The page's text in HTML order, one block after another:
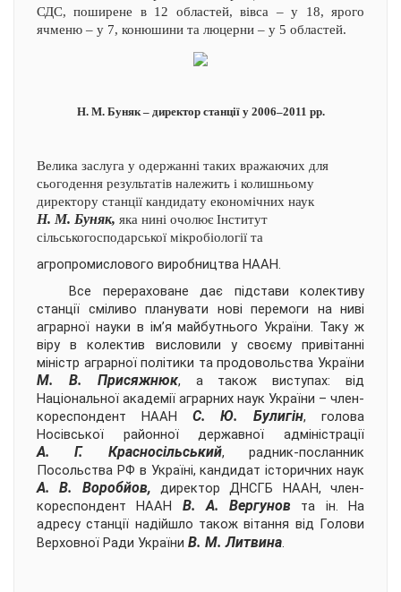
СДС, поширене в 12 областей, вівса – у 18, ярого
ячменю – у 7, конюшини та люцерни – у 5 областей.
Н. М. Буняк – директор станції у 2006–2011 рр.
Велика заслуга у одержанні таких вражаючих для
сьогодення результатів належить і колишньому
директору станції кандидату економічних наук
Н. М. Буняк, яка нині очолює Інститут
сільськогосподарської мікробіології та
агропромислового виробництва НААН.
Все перераховане дає підстави колективу
станції сміливо планувати нові перемоги на ниві
аграрної науки в ім’я майбутнього України. Таку ж
віру в колектив висловили у своєму привітанні
міністр аграрної політики та продовольства України
М. В. Присяжнюк, а також виступах: від
Національної академії аграрних наук України – член-
кореспондент НААН С. Ю. Булигін, голова
Носівської районної державної адміністрації
А. Г. Красносільський, радник-посланник
Посольства РФ в Україні, кандидат історичних наук
А. В. Воробйов, директор ДНСГБ НААН, член-
кореспондент НААН В. А. Вергунов та ін. На
адресу станції надійшло також вітання від Голови
Верховної Ради України В. М. Литвина.